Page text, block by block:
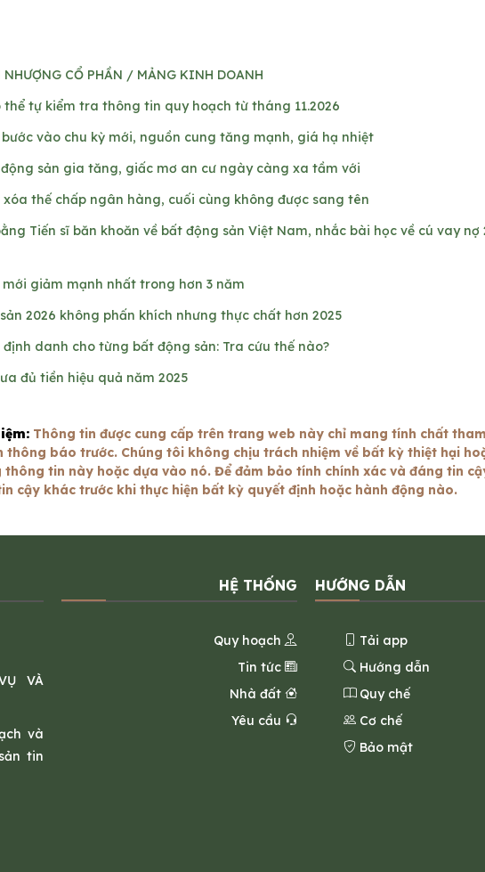
NHƯỢNG CỔ PHẦN / MẢNG KINH DOANH
thể tự kiểm tra thông tin quy hoạch từ tháng 11.2026
vào chu kỳ mới, nguồn cung tăng mạnh, giá hạ nhiệt
sản gia tăng, giấc mơ an cư ngày càng xa tầm với
thế chấp ngân hàng, cuối cùng không được sang tên
Tiến sĩ băn khoăn về bất động sản Việt Nam, nhắc bài học về cú vay nợ
mới giảm mạnh nhất trong hơn 3 năm
2026 không phấn khích nhưng thực chất hơn 2025
danh cho từng bất động sản: Tra cứu thế nào?
đủ tiền hiệu quả năm 2025
Thông tin được cung cấp trên trang web này chỉ mang tính chất
thông báo trước. Chúng tôi không chịu trách nhiệm về bất kỳ thiệt hại
tin này hoặc dựa vào nó. Để đảm bảo tính chính xác và đáng tin
cậy khác trước khi thực hiện bất kỳ quyết định hoặc hành động nào.
VÀ
và
tin
HỆ THỐNG
Quy hoạch
Tin tức
Nhà đất
Yêu cầu
HƯỚNG DẪN
Tải app
Hướng dẫn
Quy chế
Cơ chế
Bảo mật